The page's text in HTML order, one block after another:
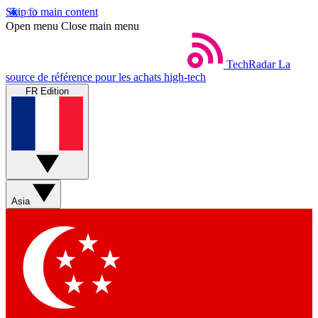
Skip to main content
Open menu Close main menu
TechRadar La
source de référence pour les achats high-tech
FR Edition
Asia